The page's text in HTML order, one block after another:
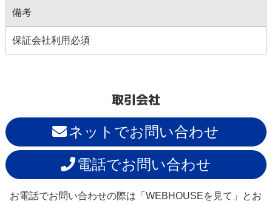
備考
保証会社利用必須
取引会社
ネットでお問い合わせ
電話でお問い合わせ
お電話でお問い合わせの際は「WEBHOUSEを見て」とお